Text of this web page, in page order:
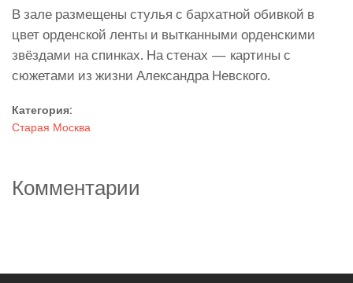
В зале размещены стулья с бархатной обивкой в
цвет орденской ленты и вытканными орденскими
звёздами на спинках. На стенах — картины с
сюжетами из жизни Александра Невского.
Категория:
Старая Москва
Комментарии